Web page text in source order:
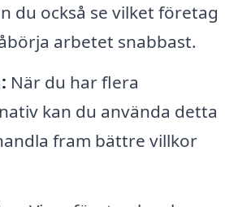
du också se vilket företag
arbetet snabbast.
När du har flera
kan du använda detta
fram bättre villkor